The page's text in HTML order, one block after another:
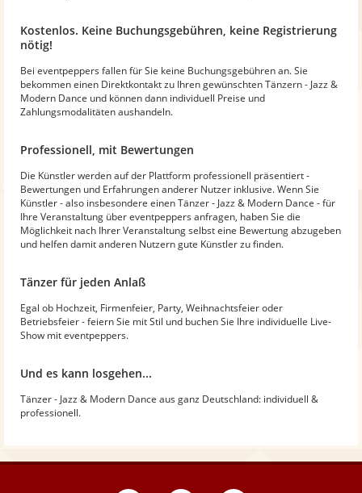
Kostenlos. Keine Buchungsgebühren, keine Registrierung
nötig!
Bei eventpeppers fallen für Sie keine Buchungsgebühren an. Sie
bekommen einen Direktkontakt zu Ihren gewünschten Tänzern - Jazz &
Modern Dance und können dann individuell Preise und
Zahlungsmodalitäten aushandeln.
Professionell, mit Bewertungen
Die Künstler werden auf der Plattform professionell präsentiert -
Bewertungen und Erfahrungen anderer Nutzer inklusive. Wenn Sie
Künstler - also insbesondere einen Tänzer - Jazz & Modern Dance - für
Ihre Veranstaltung über eventpeppers anfragen, haben Sie die
Möglichkeit nach Ihrer Veranstaltung selbst eine Bewertung abzugeben
und helfen damit anderen Nutzern gute Künstler zu finden.
Tänzer für jeden Anlaß
Egal ob Hochzeit, Firmenfeier, Party, Weihnachtsfeier oder
Betriebsfeier - feiern Sie mit Stil und buchen Sie Ihre individuelle Live-
Show mit eventpeppers.
Und es kann losgehen...
Tänzer - Jazz & Modern Dance aus ganz Deutschland: individuell &
professionell.